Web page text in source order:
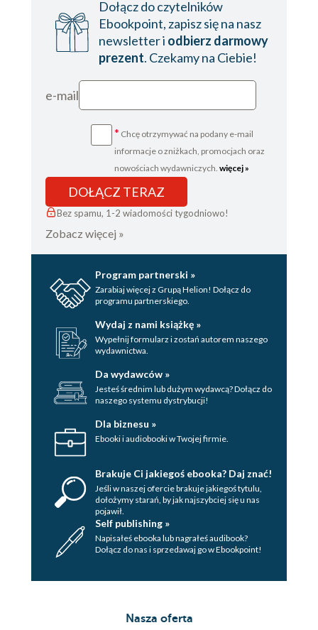
Dołącz do czytelników
Ebookpoint, zapisz się na nasz
newsletter i odbierz darmowy
prezent. Czekamy na Ciebie!
e-mail
* Chcę otrzymywać na podany e-mail
informacje o zniżkach, promocjach oraz
nowościach wydawniczych. więcej »
DOŁĄCZ TERAZ
Bez spamu, 1-2 wiadomości tygodniowo!
Zobacz więcej »
Program partnerski »
Zarabiaj więcej z Grupą Helion! Dołącz do
programu partnerskiego.
Wydaj z nami książkę »
Wypełnij formularz i zostań autorem naszego
wydawnictwa.
Da wydawców »
Jesteś średnim lub dużym wydawcą? Dołącz do
naszego systemu dystrybucji!
Dla biznesu »
Ebooki i audiobooki w Twojej firmie.
Brakuje Ci jakiegoś ebooka? Daj znać!
Jeśli w naszej ofercie brakuje jakiegoś tytulu,
dołożymy starań, by jak najszybciej się u nas
pojawił.
Self publishing »
Napisałeś ebooka lub nagrałeś audibook?
Dołącz do nas i sprzedawaj go w Ebookpoint!
Nasza oferta